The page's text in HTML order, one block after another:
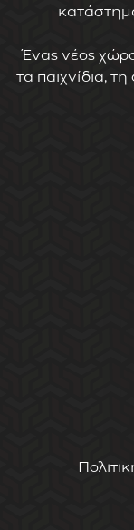
Ένας νέος
τα παιχνίδια,